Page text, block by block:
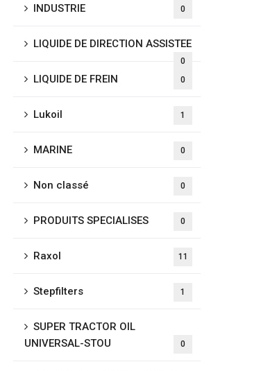
INDUSTRIE 0
LIQUIDE DE DIRECTION ASSISTEE
0
LIQUIDE DE FREIN 0
Lukoil 1
MARINE 0
Non classé 0
PRODUITS SPECIALISES 0
Raxol 11
Stepfilters 1
SUPER TRACTOR OIL
UNIVERSAL-STOU
0